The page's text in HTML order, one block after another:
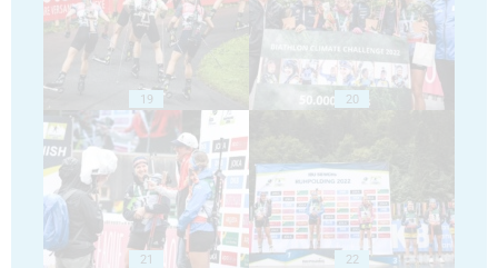
19 20
21 22